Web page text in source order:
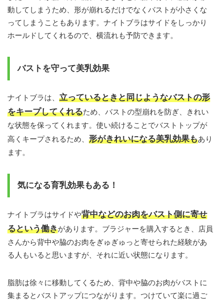
動してしまうため、形が崩れるだけでなくバストが小さくな
ってしまうこともあります。ナイトブラはサイドをしっかり
ホールドしてくれるので、横流れも予防できます。
バストを守って美乳効果
ナイトブラは、 立っているときと同じようなバストの形
をキープしてくれるため、バストの型崩れを防ぎ、きれい
な状態を保ってくれます。使い続けることでバストトップが
高くキープされるため、 形がきれいになる美乳効果もあり
ます。
気になる育乳効果もある！
ナイトブラはサイドや背中などのお肉をバスト側に寄せ
るという働きがあります。ブラジャーを購入するとき、店員
さんから背中や脇のお肉をぎゅぎゅっと寄せられた経験があ
る人もいると思いますが、それに近い状態になります。
脂肪は徐々に移動してくるため、背中や脇のお肉がバストに
集まるとバストアップにつながります。つけていて楽に過ご